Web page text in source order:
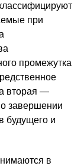
при
промежутка
вторая —
завершении
будущего и
в